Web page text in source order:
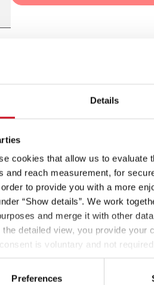
Details
cookies that allow us to
and reach measurement, for
to provide you with a more
“Show details”. We work
and merge it with other
detailed view, you provide
is voluntary and not
or change them later (such as
in our Privacy Policy.
Preferences
anschauen? Wähle
Tageszeit